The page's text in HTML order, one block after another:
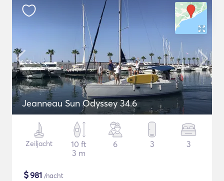
Jeanneau Sun Odyssey 34.6
Zeiljacht
10 ft
3 m
6 3 3
$981 /nacht